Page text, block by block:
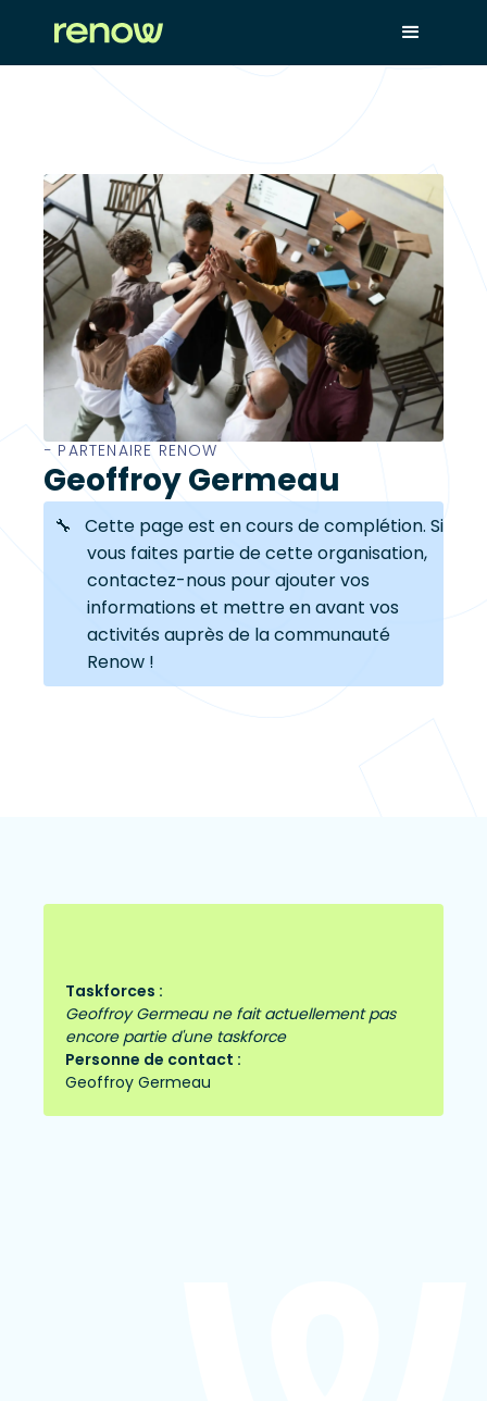
− PARTENAIRE RENOW
Geoffroy Germeau
🔧 Cette page est en cours de complétion. Si
vous faites partie de cette organisation,
contactez-nous pour ajouter vos
informations et mettre en avant vos
activités auprès de la communauté
Renow !
Taskforces :
Geoffroy Germeau ne fait actuellement pas
encore partie d'une taskforce
Personne de contact :
Geoffroy Germeau